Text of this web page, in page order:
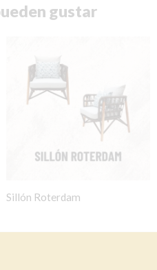
gustar
Sillón Roterdam